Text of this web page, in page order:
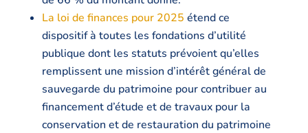
La loi de finances pour 2025 étend ce
dispositif à toutes les fondations d’utilité
publique dont les statuts prévoient qu’elles
remplissent une mission d’intérêt général de
sauvegarde du patrimoine pour contribuer au
financement d’étude et de travaux pour la
conservation et de restauration du patrimoine